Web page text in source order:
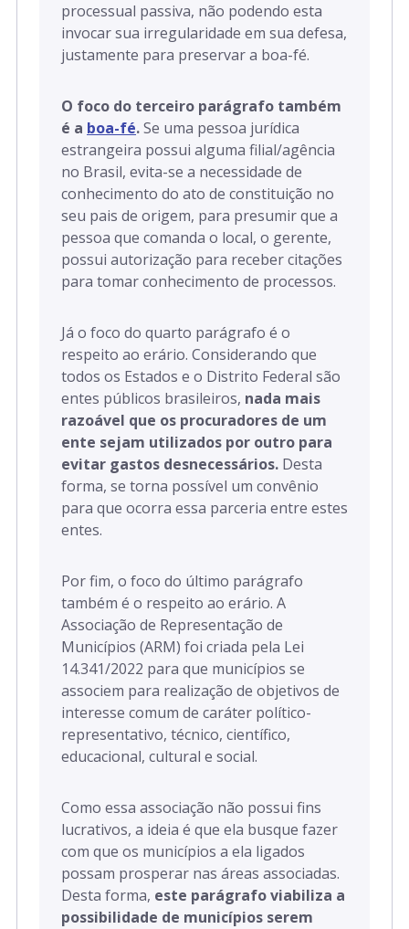
processual passiva, não podendo esta
invocar sua irregularidade em sua defesa,
justamente para preservar a boa-fé.
O foco do terceiro parágrafo também
é a boa-fé.Se uma pessoa jurídica
estrangeira possui alguma filial/agência
no Brasil, evita-se a necessidade de
conhecimento do ato de constituição no
seu pais de origem, para presumir que a
pessoa que comanda o local, o gerente,
possui autorização para receber citações
para tomar conhecimento de processos.
Já o foco do quarto parágrafo é o
respeito ao erário. Considerando que
todos os Estados e o Distrito Federal são
entes públicos brasileiros, nada mais
razoável que os procuradores de um
ente sejam utilizados por outro para
evitar gastos desnecessários. Desta
forma, se torna possível um convênio
para que ocorra essa parceria entre estes
entes.
Por fim, o foco do último parágrafo
também é o respeito ao erário. A
Associação de Representação de
Municípios (ARM) foi criada pela Lei
14.341/2022 para que municípios se
associem para realização de objetivos de
interesse comum de caráter político-
representativo, técnico, científico,
educacional, cultural e social.
Como essa associação não possui fins
lucrativos, a ideia é que ela busque fazer
com que os municípios a ela ligados
possam prosperar nas áreas associadas.
Desta forma, este parágrafo viabiliza a
possibilidade de municípios serem